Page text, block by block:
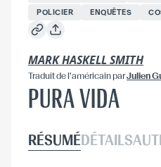
POLICIER
ENQUÊTES
MARK HASKELL SMITH
Traduitde l'américainparJulien
PURA VIDA
RÉSUMÉDÉTAILS